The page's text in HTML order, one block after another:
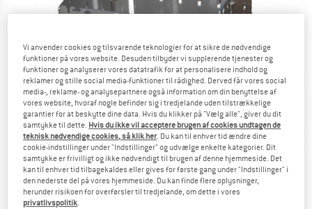
Vi anvender cookies og tilsvarende teknologier for at sikre de nødvendige
funktioner på vores website. Desuden tilbyder vi supplerende tjenester og
funktioner og analyserer vores datatrafik for at personalisere indhold og
reklamer og stille social media-funktioner til rådighed. Derved får vores social
media-, reklame- og analysepartnere også information om din benyttelse af
vores website, hvoraf nogle befinder sig i tredjelande uden tilstrækkelige
garantier for at beskytte dine data. Hvis du klikker på "Vælg alle", giver du dit
samtykke til dette. Hvis du ikke vil acceptere brugen af cookies undtagen de
teknisk nødvendige cookies, så klik her. Du kan til enhver tid ændre dine
cookie-indstillinger under "Indstillinger" og udvælge enkelte kategorier. Dit
samtykke er frivilligt og ikke nødvendigt til brugen af denne hjemmeside. Det
kan til enhver tid tilbagekaldes eller gives for første gang under "Indstillinger" i
den nederste del på vores hjemmeside. Du kan finde flere oplysninger,
herunder risikoen for overførsler til tredjelande, om dette i vores
privatlivspolitik.